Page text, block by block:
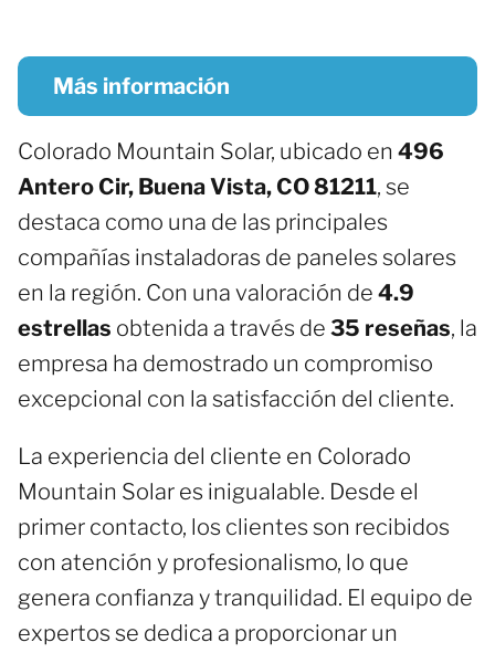
Más información
Colorado Mountain Solar, ubicado en 496
Antero Cir, Buena Vista, CO 81211, se
destaca como una de las principales
compañías instaladoras de paneles solares
en la región. Con una valoración de 4.9
estrellas obtenida a través de 35 reseñas, la
empresa ha demostrado un compromiso
excepcional con la satisfacción del cliente.
La experiencia del cliente en Colorado
Mountain Solar es inigualable. Desde el
primer contacto, los clientes son recibidos
con atención y profesionalismo, lo que
genera confianza y tranquilidad. El equipo de
expertos se dedica a proporcionar un